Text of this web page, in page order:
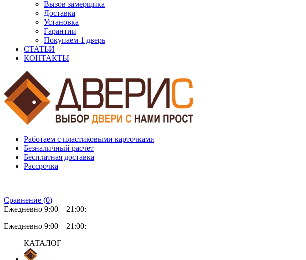
Вызов замерщика
Доставка
Установка
Гарантии
Покупаем 1 дверь
СТАТЬИ
КОНТАКТЫ
Работаем с пластиковыми карточками
Безналичный расчет
Бесплатная доставка
Рассрочка
Сравнение (0)
Ежедневно 9:00 – 21:00:
Ежедневно 9:00 – 21:00:
КАТАЛОГ